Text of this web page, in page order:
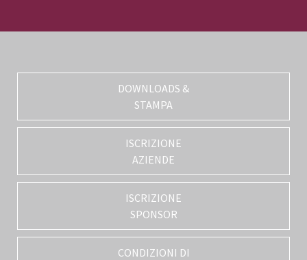
DOWNLOADS &
STAMPA
ISCRIZIONE
AZIENDE
ISCRIZIONE
SPONSOR
CONDIZIONI DI